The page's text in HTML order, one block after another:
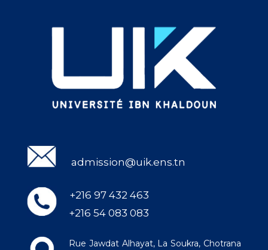
admission@uik.ens.tn
+216 97 432 463
+216 54 083 083
Rue Jawdat Alhayat, La Soukra, Chotrana